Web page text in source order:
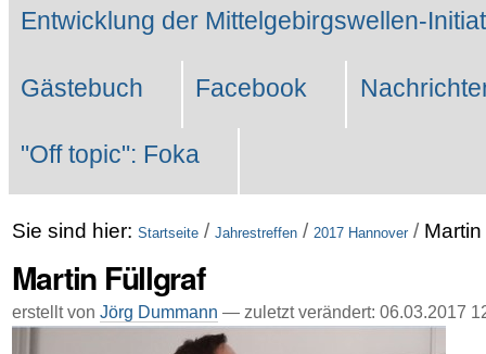
Entwicklung der Mittelgebirgswellen-
Gästebuch Facebook
"Off topic": Foka
Sie sind hier: Startseite / Jahrestreffen / 2017 Hannover /
Martin Füllgraf
erstellt von Jörg Dummann — zuletzt verändert: 06.03.2017